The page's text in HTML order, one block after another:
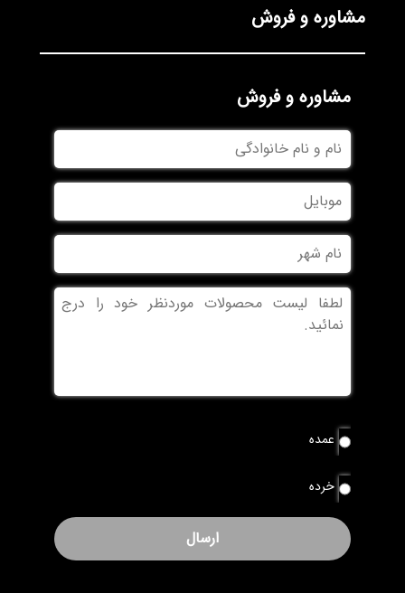
مشاوره و فروش
مشاوره و فروش
نام
و
نام
خانوادگی
موبایل
نام
شهر
بدون
عنوان
نوع
سفارش
عمده
خرده